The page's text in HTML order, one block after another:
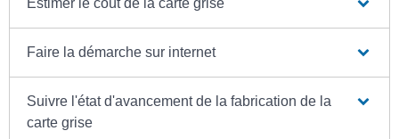
Estimer le coût de la carte grise
Faire la démarche sur internet
Suivre l'état d'avancement de la fabrication de la
carte grise